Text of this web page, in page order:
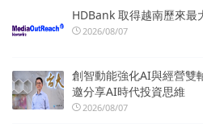
HDBank 取得越南歷來最
2026/08/07
創智動能強化AI與經營雙
邀分享AI時代投資思維
2026/08/07